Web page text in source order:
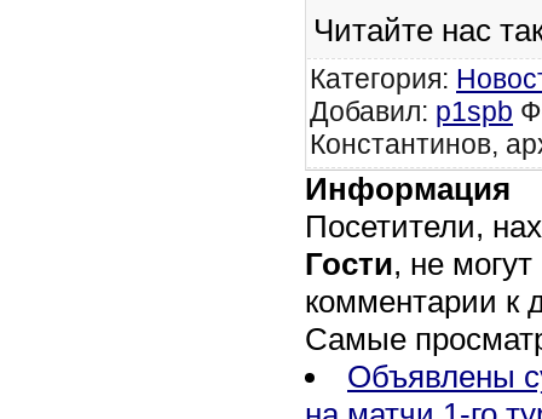
Читайте нас
Категория:
Добавил: p1spb
Константинов,
Информация
Посетители,
Гости, не
комментарии к
Самые
Объявлены